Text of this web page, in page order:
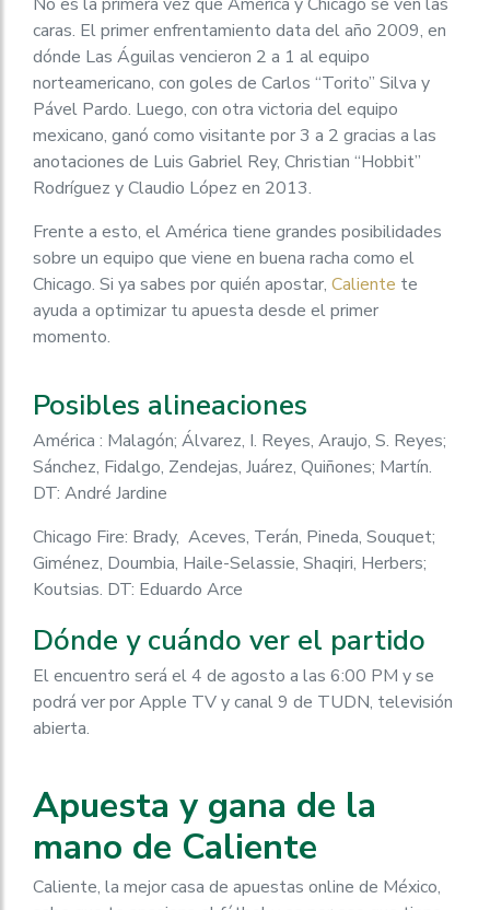
caras. El primer enfrentamiento data del año 2009, en
dónde Las Águilas vencieron 2 a 1 al equipo
norteamericano, con goles de Carlos “Torito” Silva y
Pável Pardo. Luego, con otra victoria del equipo
mexicano, ganó como visitante por 3 a 2 gracias a las
anotaciones de Luis Gabriel Rey, Christian “Hobbit”
Rodríguez y Claudio López en 2013.
Frente a esto, el América tiene grandes posibilidades
sobre un equipo que viene en buena racha como el
Chicago. Si ya sabes por quién apostar, Caliente te
ayuda a optimizar tu apuesta desde el primer
momento.
Posibles alineaciones
América : Malagón; Álvarez, I. Reyes, Araujo, S. Reyes;
Sánchez, Fidalgo, Zendejas, Juárez, Quiñones; Martín.
DT: André Jardine
Chicago Fire: Brady, Aceves, Terán, Pineda, Souquet;
Giménez, Doumbia, Haile-Selassie, Shaqiri, Herbers;
Koutsias. DT: Eduardo Arce
Dónde y cuándo ver el partido
El encuentro será el 4 de agosto a las 6:00 PM y se
podrá ver por Apple TV y canal 9 de TUDN, televisión
abierta.
Apuesta y gana de la
mano de Caliente
Caliente, la mejor casa de apuestas online de México,